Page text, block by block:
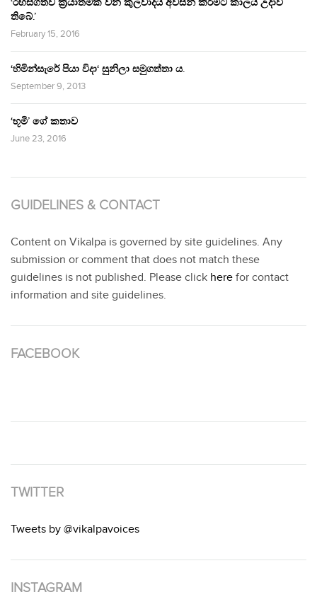
‘රහසිගතව ක්‍රියාත්මක වන කුලවාදය අවසන් කිරීමට කාලය උදාවී
තිබේ.’
February 15, 2016
‘හිමින්සැරේ පියා විදා‘ සුනිලා සමුගත්තා ය.
September 9, 2013
‘භූමි’ ගේ කතාව
June 23, 2016
GUIDELINES & CONTACT
Content on Vikalpa is governed by site guidelines. Any
submission or comment that does not match these
guidelines is not published. Please click here for contact
information and site guidelines.
FACEBOOK
TWITTER
Tweets by @vikalpavoices
INSTAGRAM